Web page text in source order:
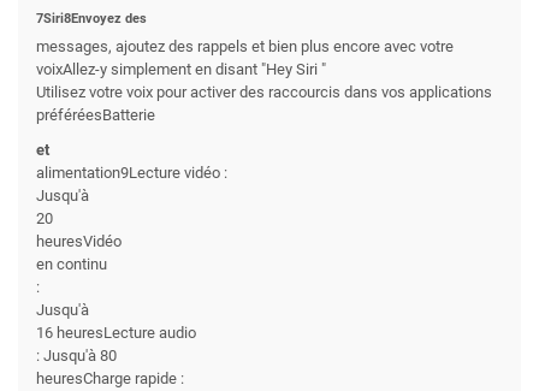
7Siri8Envoyez des
messages, ajoutez des rappels et bien plus encore avec votre
voixAllez-y simplement en disant "Hey Siri "
Utilisez votre voix pour activer des raccourcis dans vos applications
préféréesBatterie
et
alimentation9Lecture vidéo :
Jusqu'à
20
heuresVidéo
en continu
:
Jusqu'à
16 heuresLecture audio
: Jusqu'à 80
heuresCharge rapide :